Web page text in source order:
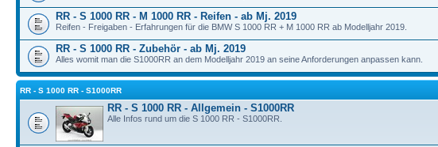
RR - S 1000 RR - M 1000 RR - Reifen - ab Mj. 2019
Reifen - Freigaben - Erfahrungen für die BMW S 1000 RR + M 1000 RR ab Modelljahr 2019.
RR - S 1000 RR - Zubehör - ab Mj. 2019
Alles womit man die S1000RR an dem Modelljahr 2019 an seine Anforderungen anpassen kann.
RR - S 1000 RR - S1000RR
RR - S 1000 RR - Allgemein - S1000RR
Alle Infos rund um die S 1000 RR - S1000RR.